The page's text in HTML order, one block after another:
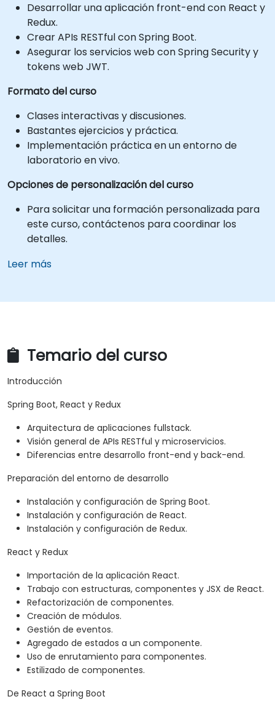
Desarrollar una aplicación front-end con React y
Redux.
Crear APIs RESTful con Spring Boot.
Asegurar los servicios web con Spring Security y
tokens web JWT.
Formato del curso
Clases interactivas y discusiones.
Bastantes ejercicios y práctica.
Implementación práctica en un entorno de
laboratorio en vivo.
Opciones de personalización del curso
Para solicitar una formación personalizada para
este curso, contáctenos para coordinar los
detalles.
Leer más
Temario del curso
Introducción
Spring Boot, React y Redux
Arquitectura de aplicaciones fullstack.
Visión general de APIs RESTful y microservicios.
Diferencias entre desarrollo front-end y back-end.
Preparación del entorno de desarrollo
Instalación y configuración de Spring Boot.
Instalación y configuración de React.
Instalación y configuración de Redux.
React y Redux
Importación de la aplicación React.
Trabajo con estructuras, componentes y JSX de React.
Refactorización de componentes.
Creación de módulos.
Gestión de eventos.
Agregado de estados a un componente.
Uso de enrutamiento para componentes.
Estilizado de componentes.
De React a Spring Boot